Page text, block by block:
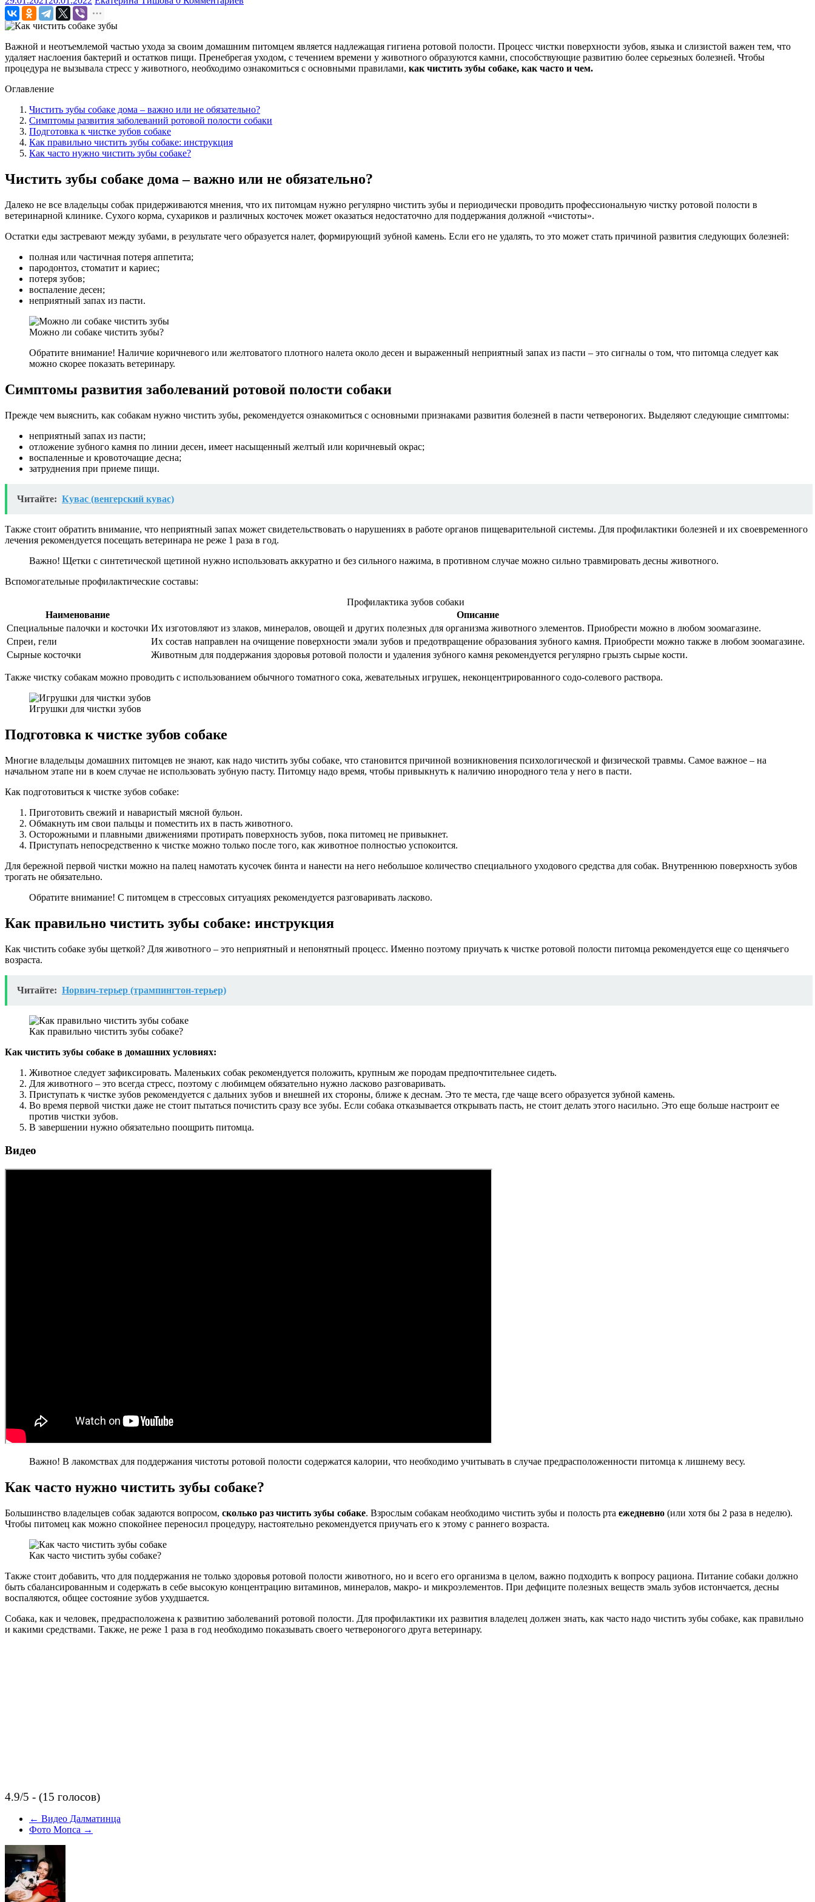
Важной и неотъемлемой частью ухода за своим домашним питомцем является надлежащая гигиена ротовой полости. Процесс чистки поверхности зубов, языка и слизистой важен тем, что
удаляет наслоения бактерий и остатков пищи. Пренебрегая уходом, с течением времени у животного образуются камни, способствующие развитию более серьезных болезней. Чтобы
процедура не вызывала стресс у животного, необходимо ознакомиться с основными правилами, как чистить зубы собаке, как часто и чем.
Оглавление
Чистить зубы собаке дома – важно или не обязательно?
Симптомы развития заболеваний ротовой полости собаки
Подготовка к чистке зубов собаке
Как правильно чистить зубы собаке: инструкция
Как часто нужно чистить зубы собаке?
Чистить зубы собаке дома – важно или не обязательно?
Далеко не все владельцы собак придерживаются мнения, что их питомцам нужно регулярно чистить зубы и периодически проводить профессиональную чистку ротовой полости в
ветеринарной клинике. Сухого корма, сухариков и различных косточек может оказаться недостаточно для поддержания должной «чистоты».
Остатки еды застревают между зубами, в результате чего образуется налет, формирующий зубной камень. Если его не удалять, то это может стать причиной развития следующих болезней:
полная или частичная потеря аппетита;
пародонтоз, стоматит и кариес;
потеря зубов;
воспаление десен;
неприятный запах из пасти.
Можно ли собаке чистить зубы?
Обратите внимание! Наличие коричневого или желтоватого плотного налета около десен и выраженный неприятный запах из пасти – это сигналы о том, что питомца следует как
можно скорее показать ветеринару.
Симптомы развития заболеваний ротовой полости собаки
Прежде чем выяснить, как собакам нужно чистить зубы, рекомендуется ознакомиться с основными признаками развития болезней в пасти четвероногих. Выделяют следующие симптомы:
неприятный запах из пасти;
отложение зубного камня по линии десен, имеет насыщенный желтый или коричневый окрас;
воспаленные и кровоточащие десна;
затруднения при приеме пищи.
Читайте: Кувас (венгерский кувас)
Также стоит обратить внимание, что неприятный запах может свидетельствовать о нарушениях в работе органов пищеварительной системы. Для профилактики болезней и их своевременного
лечения рекомендуется посещать ветеринара не реже 1 раза в год.
Важно! Щетки с синтетической щетиной нужно использовать аккуратно и без сильного нажима, в противном случае можно сильно травмировать десны животного.
Вспомогательные профилактические составы:
Профилактика зубов собаки
Наименование
Описание
Специальные палочки и косточки Их изготовляют из злаков, минералов, овощей и других полезных для организма животного элементов. Приобрести можно в любом зоомагазине.
Спреи, гели
Их состав направлен на очищение поверхности эмали зубов и предотвращение образования зубного камня. Приобрести можно также в любом зоомагазине.
Сырные косточки
Животным для поддержания здоровья ротовой полости и удаления зубного камня рекомендуется регулярно грызть сырые кости.
Также чистку собакам можно проводить с использованием обычного томатного сока, жевательных игрушек, неконцентрированного содо-солевого раствора.
Игрушки для чистки зубов
Подготовка к чистке зубов собаке
Многие владельцы домашних питомцев не знают, как надо чистить зубы собаке, что становится причиной возникновения психологической и физической травмы. Самое важное – на
начальном этапе ни в коем случае не использовать зубную пасту. Питомцу надо время, чтобы привыкнуть к наличию инородного тела у него в пасти.
Как подготовиться к чистке зубов собаке:
Приготовить свежий и наваристый мясной бульон.
Обмакнуть им свои пальцы и поместить их в пасть животного.
Осторожными и плавными движениями протирать поверхность зубов, пока питомец не привыкнет.
Приступать непосредственно к чистке можно только после того, как животное полностью успокоится.
Для бережной первой чистки можно на палец намотать кусочек бинта и нанести на него небольшое количество специального уходового средства для собак. Внутреннюю поверхность зубов
трогать не обязательно.
Обратите внимание! С питомцем в стрессовых ситуациях рекомендуется разговаривать ласково.
Как правильно чистить зубы собаке: инструкция
Как чистить собаке зубы щеткой? Для животного – это неприятный и непонятный процесс. Именно поэтому приучать к чистке ротовой полости питомца рекомендуется еще со щенячьего
возраста.
Читайте: Норвич-терьер (трампингтон-терьер)
Как правильно чистить зубы собаке?
Как чистить зубы собаке в домашних условиях:
Животное следует зафиксировать. Маленьких собак рекомендуется положить, крупным же породам предпочтительнее сидеть.
Для животного – это всегда стресс, поэтому с любимцем обязательно нужно ласково разговаривать.
Приступать к чистке зубов рекомендуется с дальних зубов и внешней их стороны, ближе к деснам. Это те места, где чаще всего образуется зубной камень.
Во время первой чистки даже не стоит пытаться почистить сразу все зубы. Если собака отказывается открывать пасть, не стоит делать этого насильно. Это еще больше настроит ее
против чистки зубов.
В завершении нужно обязательно поощрить питомца.
Видео
Важно! В лакомствах для поддержания чистоты ротовой полости содержатся калории, что необходимо учитывать в случае предрасположенности питомца к лишнему весу.
Как часто нужно чистить зубы собаке?
Большинство владельцев собак задаются вопросом, сколько раз чистить зубы собаке. Взрослым собакам необходимо чистить зубы и полость рта ежедневно (или хотя бы 2 раза в неделю).
Чтобы питомец как можно спокойнее переносил процедуру, настоятельно рекомендуется приучать его к этому с раннего возраста.
Как часто чистить зубы собаке?
Также стоит добавить, что для поддержания не только здоровья ротовой полости животного, но и всего его организма в целом, важно подходить к вопросу рациона. Питание собаки должно
быть сбалансированным и содержать в себе высокую концентрацию витаминов, минералов, макро- и микроэлементов. При дефиците полезных веществ эмаль зубов истончается, десны
воспаляются, общее состояние зубов ухудшается.
Собака, как и человек, предрасположена к развитию заболеваний ротовой полости. Для профилактики их развития владелец должен знать, как часто надо чистить зубы собаке, как правильно
и какими средствами. Также, не реже 1 раза в год необходимо показывать своего четвероногого друга ветеринару.
4.9/5 - (15 голосов)
← Видео Далматинца
Фото Мопса →